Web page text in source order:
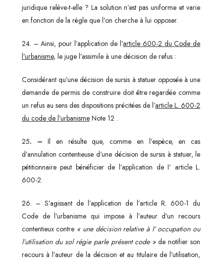
juridique relève-t-elle ? La solution n’est pas uniforme et varie
en fonction de la règle que l’on cherche à lui opposer.
24. – Ainsi, pour l’application de l’article 600-2 du Code de
l’urbanisme, le juge l’assimile à une décision de refus :
Considérant qu’une décision de sursis à statuer opposée à une
demande de permis de construire doit être regardée comme
un refus au sens des dispositions précitées de l’article L. 600-2
du code de l’urbanismeNote 12 .
25. –Il en résulte que, comme en l’espèce, en cas
d’annulation contentieuse d’une décision de sursis à statuer, le
pétitionnaire peut bénéficier de l’application de I’ article L.
600-2.
26. – S’agissant de l’application de l’article R. 600-1 du
Code de l’urbanisme qui impose à l’auteur d’un recours
contentieux contre « une décision relative à I’ occupation ou
l’utilisation du sol régie parle présent code »de notifier son
recours à l’auteur de la décision et au titulaire de l’utilisation,